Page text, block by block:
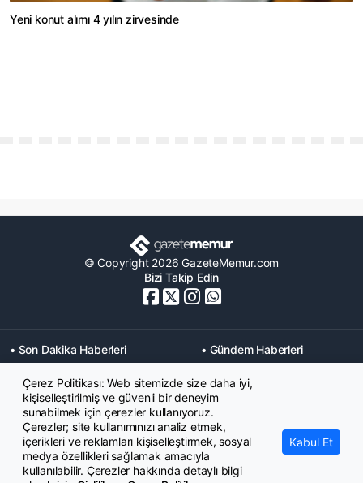
Yeni konut alımı 4 yılın zirvesinde
© Copyright 2026 GazeteMemur.com
Bizi Takip Edin
• Son Dakika Haberleri
• Gündem Haberleri
• Memurlar Haberleri
• KPSS Haberleri
• Ekonomi Haberleri
• Eğitim Haberleri
• Yaşam Haberleri
• Maaş Verileri Haberleri
• Mahkeme Kararları
Haberleri
Çerez Politikası: Web sitemizde size daha iyi,
kişiselleştirilmiş ve güvenli bir deneyim
sunabilmek için çerezler kullanıyoruz.
Çerezler; site kullanımınızı analiz etmek,
içerikleri ve reklamları kişiselleştirmek, sosyal
medya özellikleri sağlamak amacıyla
kullanılabilir. Çerezler hakkında detaylı bilgi
Kabul Et